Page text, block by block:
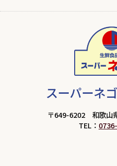
スーパーネ
〒649-6202 和歌山
TEL：